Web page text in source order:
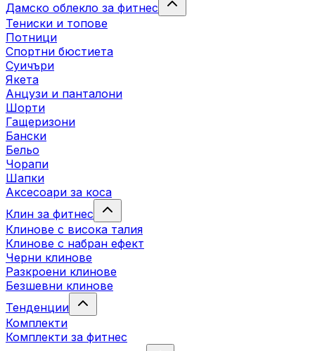
Дамско облекло за фитнес
Тениски и топове
Потници
Спортни бюстиета
Суичъри
Якета
Aнцузи и панталони
Шорти
Гащеризони
Бански
Бельо
Чорапи
Шапки
Аксесоари за коса
Клин за фитнес
Клинове с висока талия
Клинове с набран ефект
Черни клинове
Разкроени клинове
Безшевни клинове
Тенденции
Комплекти
Комплекти за фитнес